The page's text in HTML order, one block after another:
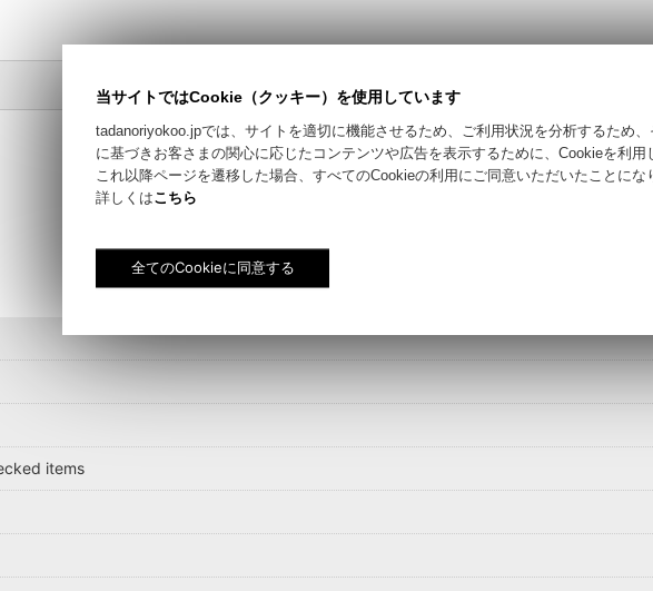
絞り込む
items
当サイトではCookie（クッキー）を使用しています
tadanoriyokoo.jpでは、サイトを適切に機能させるため、ご利用状況を分析するため
に基づきお客さまの関心に応じたコンテンツや広告を表示するために、Cookieを利用
これ以降ページを遷移した場合、すべてのCookieの利用にご同意いただいたことにな
詳しくはこちら